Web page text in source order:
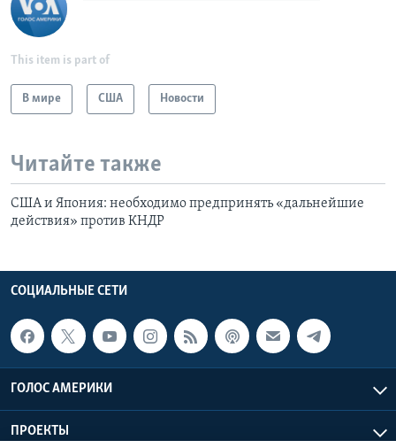
This item is part of
В мире США Новости
Читайте также
США и Япония: необходимо предпринять «дальнейшие
действия» против КНДР
СОЦИАЛЬНЫЕ СЕТИ
ГОЛОС АМЕРИКИ
ПРОЕКТЫ